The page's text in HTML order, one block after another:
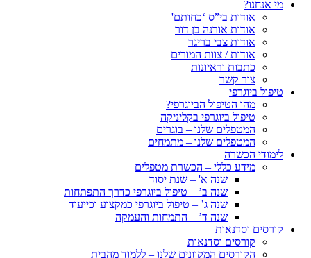
מי אנחנו?
אודות בי”ס ‘כחותם'
אודות אורנה בן דור
אודות צבי בריגר
אודות / צוות המורים
כתבות וראיונות
צור קשר
טיפול ביוגרפי
מהו הטיפול הביוגרפי?
טיפול ביוגרפי בקליניקה
המטפלים שלנו – בוגרים
המטפלים שלנו – מתמחים
לימודי הכשרה
מידע כללי – הכשרת מטפלים
שנה א' – שנת יסוד
שנה ב’ – טיפול ביוגרפי כדרך התפתחות
שנה ג’ – טיפול ביוגרפי כמקצוע וכייעוד
שנה ד’ – התמחות והעמקה
קורסים וסדנאות
קורסים וסדנאות
הקורסים המקוונים שלנו – ללמוד מהבית